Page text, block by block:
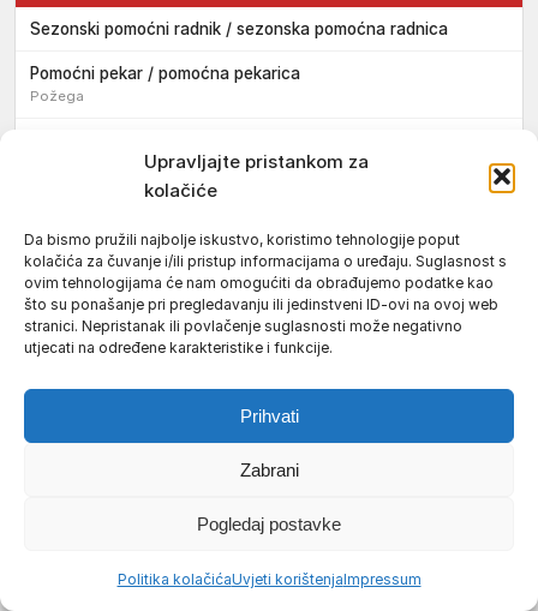
Upravljajte pristankom za
kolačiće
Da bismo pružili najbolje iskustvo, koristimo tehnologije poput
kolačića za čuvanje i/ili pristup informacijama o uređaju. Suglasnost s
ovim tehnologijama će nam omogućiti da obrađujemo podatke kao
što su ponašanje pri pregledavanju ili jedinstveni ID-ovi na ovoj web
stranici. Nepristanak ili povlačenje suglasnosti može negativno
utjecati na određene karakteristike i funkcije.
Prihvati
Zabrani
Pogledaj postavke
Politika kolačićaUvjeti korištenjaImpressum
Sezonski pomoćni radnik / sezonska pomoćna radnica
Pomoćni pekar / pomoćna pekarica
Požega
Požega
Tokar / tokarica
Jakšić
Njegovatelj / njegovateljica starijih i nemoćnih osoba